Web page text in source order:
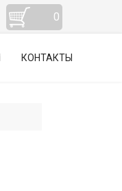
0
КОНТАКТЫ